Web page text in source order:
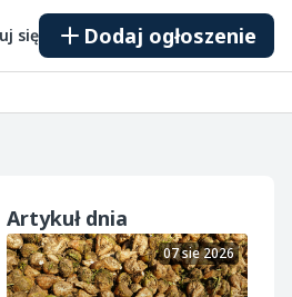
się Dodaj ogłoszenie
Artykuł dnia
07 sie 2026